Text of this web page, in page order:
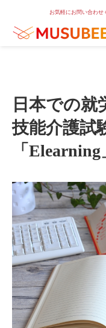
お気軽にお問い合わせ
日本での就
技能介護試
「